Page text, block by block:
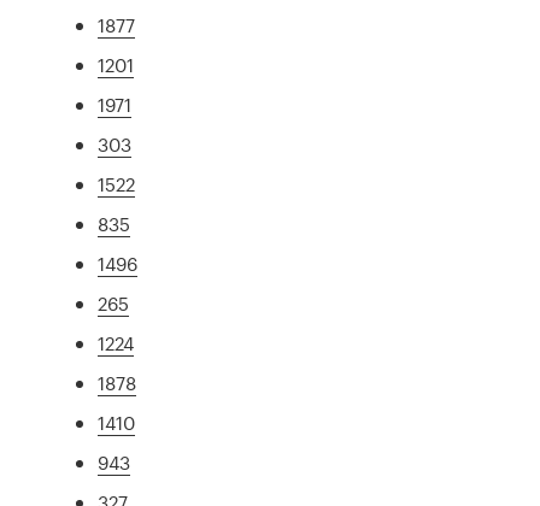
1877
1201
1971
303
1522
835
1496
265
1224
1878
1410
943